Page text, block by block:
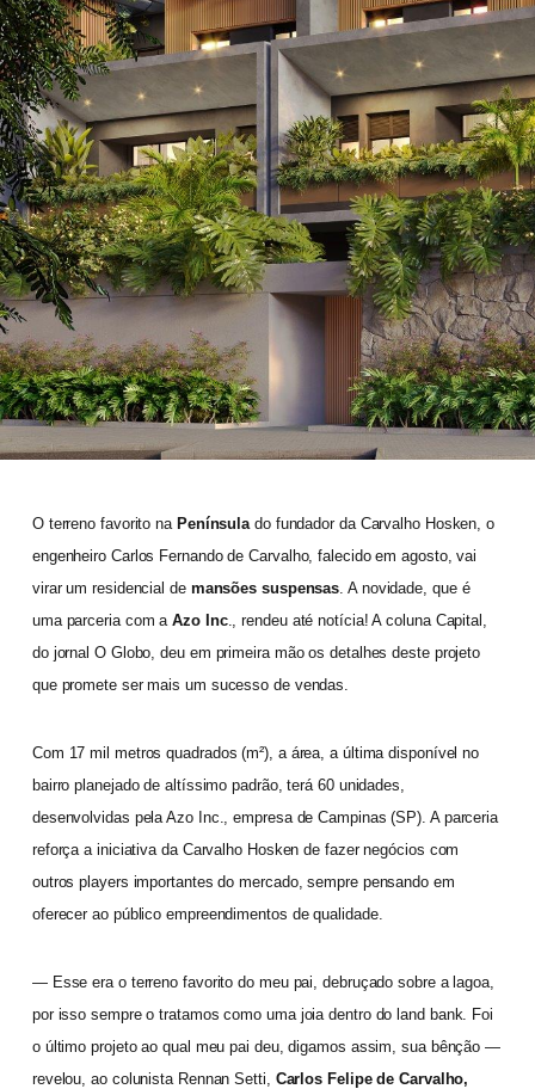
O terreno favorito na Península do fundador da Carvalho Hosken, o
engenheiro Carlos Fernando de Carvalho, falecido em agosto, vai
virar um residencial de mansões suspensas . A novidade, que é
uma parceria com aAzo Inc., rendeu até notícia! A coluna Capital,
do jornal O Globo, deu em primeira mão os detalhes deste projeto
que promete ser mais um sucesso de vendas.
Com 17 mil metros quadrados (m²), a área, a última disponível no
bairro planejado de altíssimo padrão, terá 60 unidades,
desenvolvidas pela Azo Inc., empresa de Campinas (SP). A parceria
reforça a iniciativa da Carvalho Hosken de fazer negócios com
outros players importantes do mercado, sempre pensando em
oferecer ao público empreendimentos de qualidade.
— Esse era o terreno favorito do meu pai, debruçado sobre a lagoa,
por isso sempre o tratamos como uma joia dentro do land bank. Foi
o último projeto ao qual meu pai deu, digamos assim, sua bênção —
revelou, ao colunista Rennan Setti, Carlos Felipe de Carvalho,